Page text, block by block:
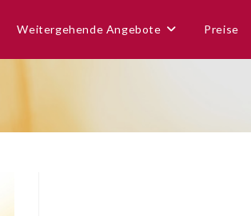
Weitergehende Angebote Preise